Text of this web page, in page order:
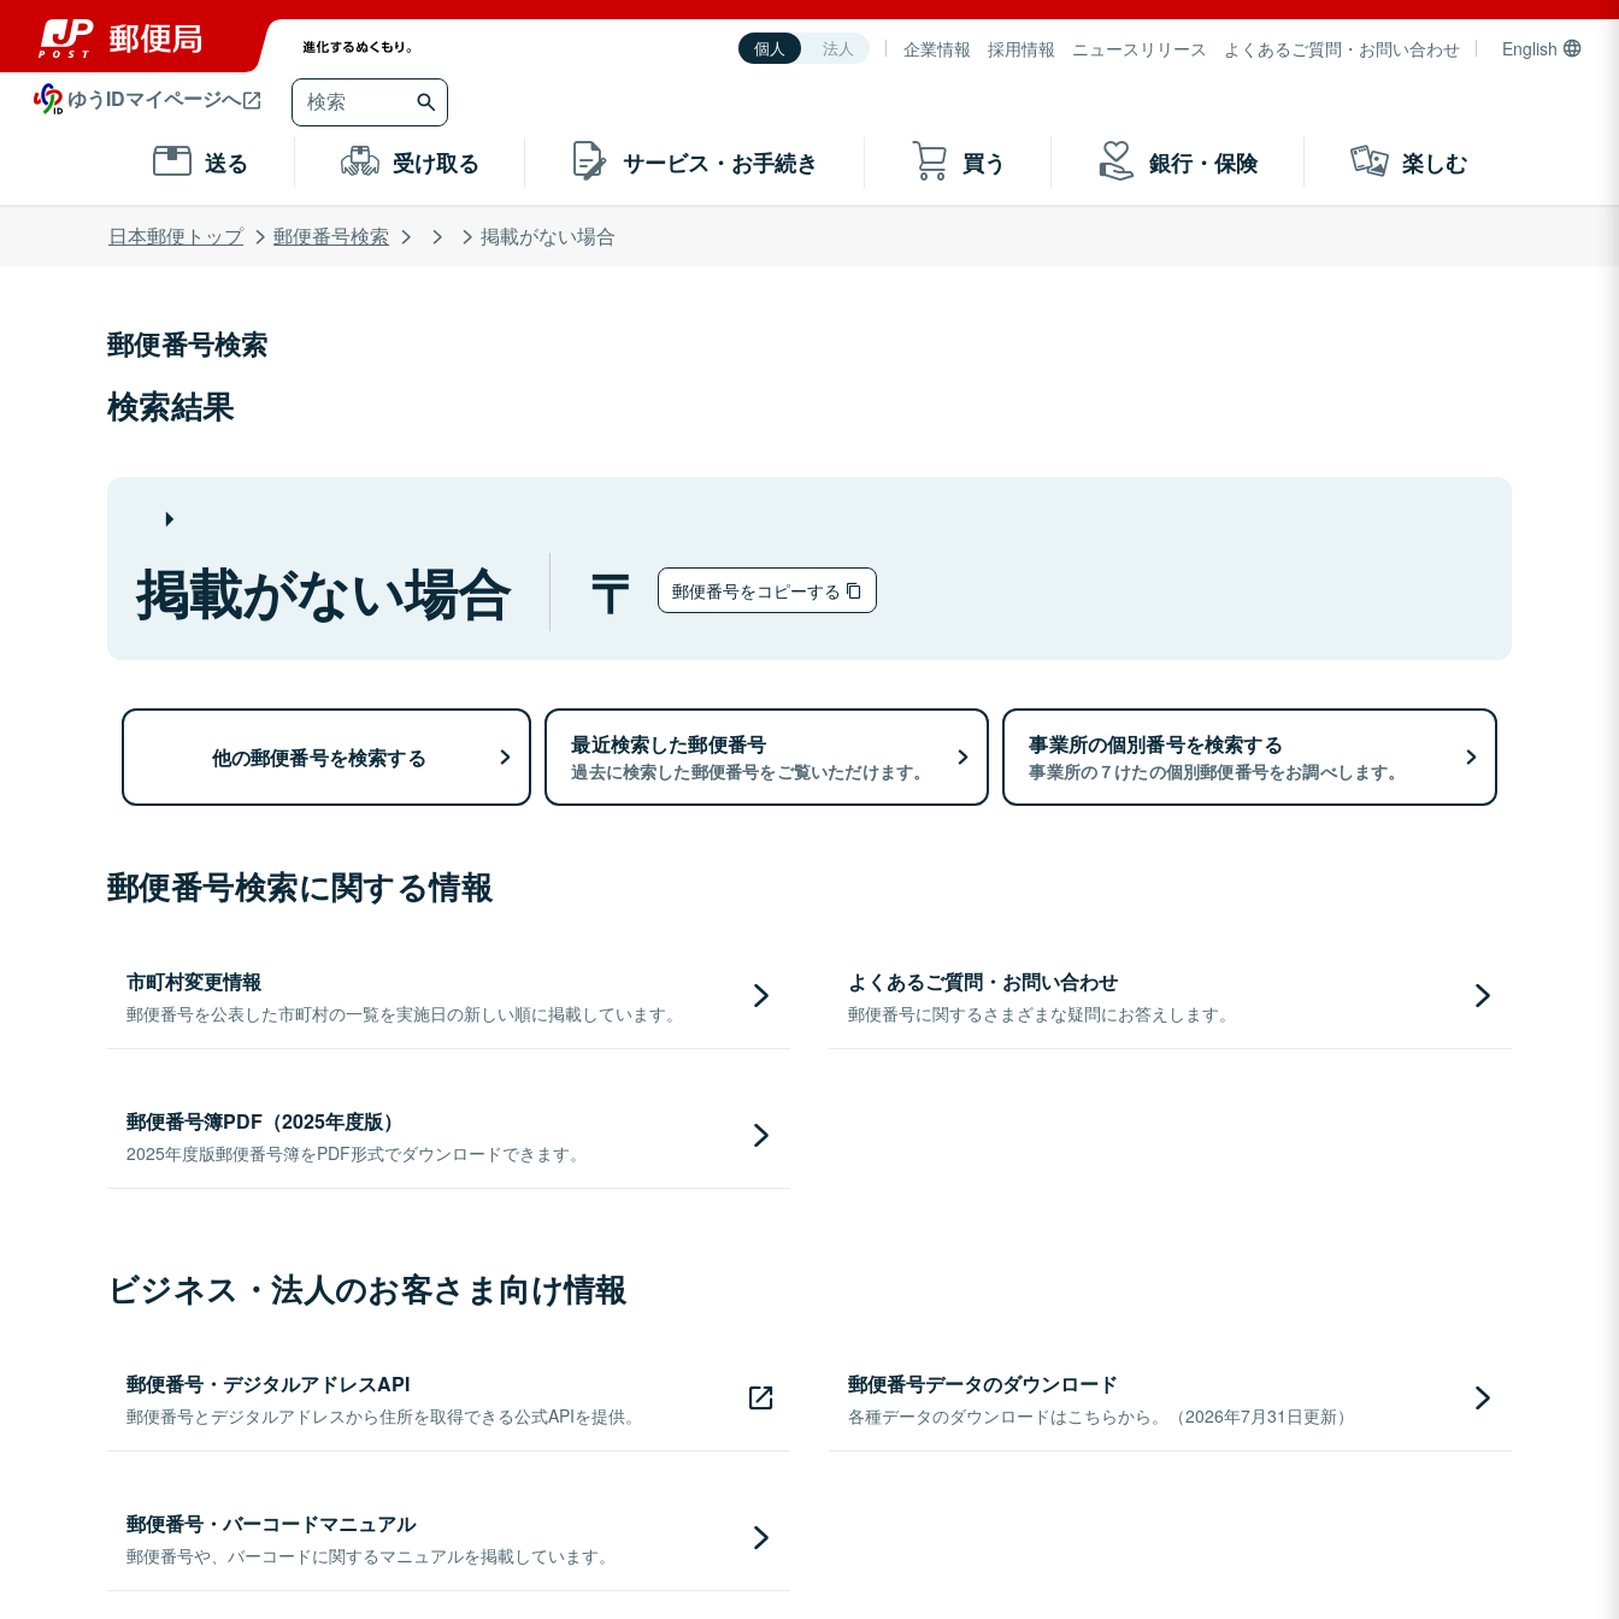
個人 法人 企業情報 採用情報 ニュースリリース よくあるご質問・お問い合わせ English
ゆうIDマイページへ
送る 受け取る サービス・お手続き 買う 銀行・保険 楽しむ
日本郵便トップ 郵便番号検索 掲載がない場合
郵便番号検索
検索結果
掲載がない場合 郵便番号をコピーする
他の郵便番号を検索する 最近検索した郵便番号
過去に検索した郵便番号をご覧いただけます。
事業所の個別番号を検索する
事業所の７けたの個別郵便番号をお調べします。
郵便番号検索に関する情報
市町村変更情報
郵便番号を公表した市町村の一覧を実施日の新しい順に掲載しています。
よくあるご質問・お問い合わせ
郵便番号に関するさまざまな疑問にお答えします。
郵便番号簿PDF（2025年度版）
2025年度版郵便番号簿をPDF形式でダウンロードできます。
ビジネス・法人のお客さま向け情報
郵便番号・デジタルアドレスAPI
郵便番号とデジタルアドレスから住所を取得できる公式APIを提供。
郵便番号データのダウンロード
各種データのダウンロードはこちらから。（2026年7月31日更新）
郵便番号・バーコードマニュアル
郵便番号や、バーコードに関するマニュアルを掲載しています。